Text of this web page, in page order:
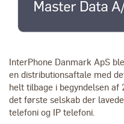
InterPhone Danmark ApS
en distributionsaftale med
helt tilbage i begyndelsen af
det første selskab der
telefoni og IP telefoni.